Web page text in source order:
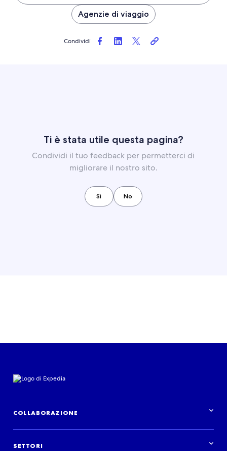
Agenzie di viaggio
Condividi
Ti è stata utile questa pagina?
Condividi il tuo feedback per permetterci di
migliorare il nostro sito.
Sì No
COLLABORAZIONE
SETTORI